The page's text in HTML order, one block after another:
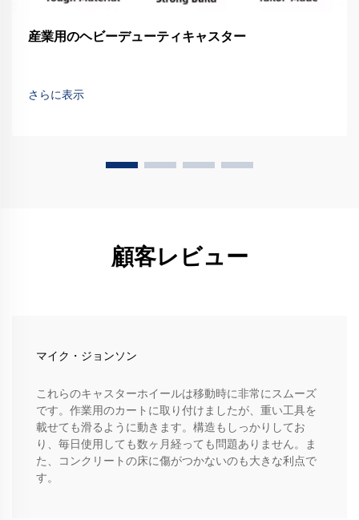
産業用のヘビーデューティキャスター
さらに表示
顧客レビュー
マイク・ジョンソン
これらのキャスターホイールは移動時に非常にスムーズ
です。作業用のカートに取り付けましたが、重い工具を
載せても滑るように動きます。構造もしっかりしてお
り、毎日使用しても数ヶ月経っても問題ありません。ま
た、コンクリートの床に傷がつかないのも大きな利点で
す。